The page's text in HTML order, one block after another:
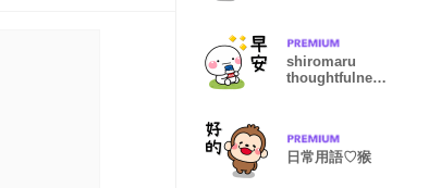
shiromaru
thoughtfulnes
日常用語♡猴